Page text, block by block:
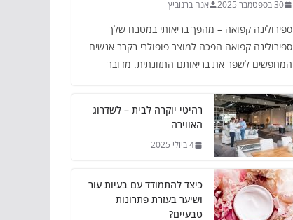
30 בספטמבר 2025 אנה ברנוביץ
ספירולינה קפואה – מהפך בריאותי במטבח שלך
ספירולינה קפואה הפכה למוצר פופולרי בקרב אנשים
המחפשים לשפר את בריאותם התזונתית. מדובר
רהיטי יוקרה לבית – לשדרוג
האווירה
4 ביולי 2025
כיצד להתמודד עם בעיות עור
ושיער בעזרת פתרונות
טבעיים?